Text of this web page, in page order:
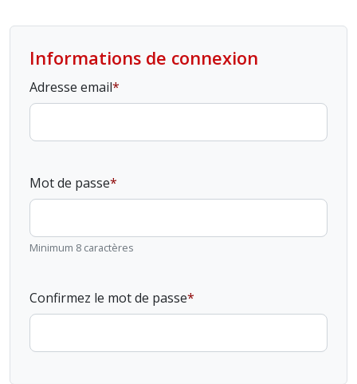
Informations de connexion
Adresse email
Mot de passe
Minimum 8 caractères
Confirmez le mot de passe